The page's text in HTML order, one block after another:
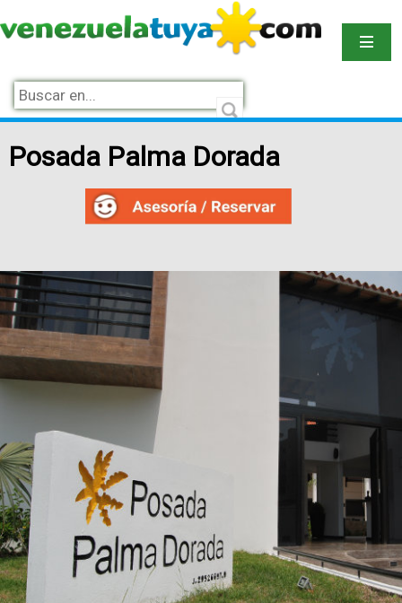
Posada Palma Dorada